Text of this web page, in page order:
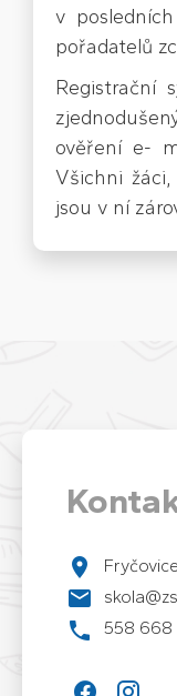
v
pořadatelů
Registrační
ověření e-
Všichni
jsou v ní
558 668